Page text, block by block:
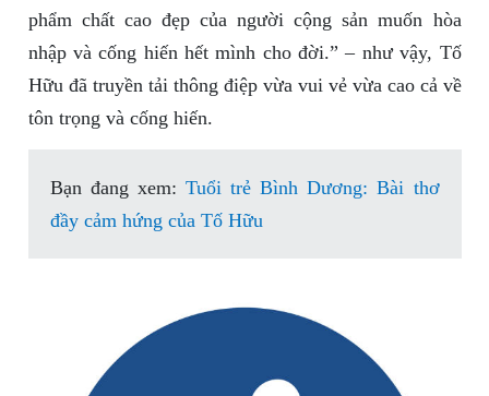
phẩm chất cao đẹp của người cộng sản muốn hòa
nhập và cống hiến hết mình cho đời.” – như vậy, Tố
Hữu đã truyền tải thông điệp vừa vui vẻ vừa cao cả về
tôn trọng và cống hiến.
Bạn đang xem: Tuổi trẻ Bình Dương: Bài thơ
đầy cảm hứng của Tố Hữu